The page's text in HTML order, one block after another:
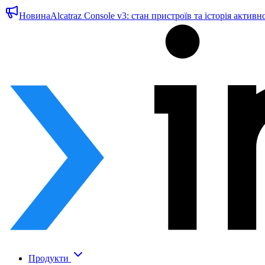
НовинаAlcatraz Console v3: стан пристроїв та історія
Продукти